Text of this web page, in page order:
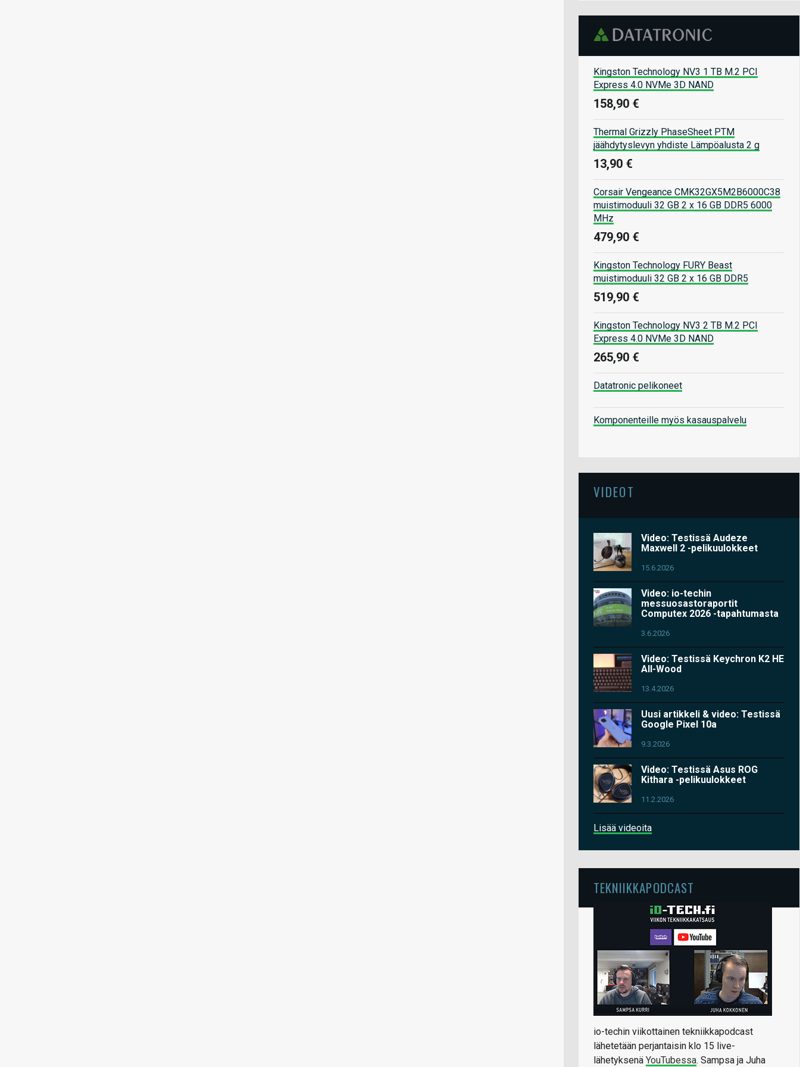
Kingston Technology NV3 1 TB M.2 PCI
Express 4.0 NVMe 3D NAND
158,90 €
Thermal Grizzly PhaseSheet PTM
jäähdytyslevyn yhdiste Lämpöalusta 2 g
13,90 €
Corsair Vengeance CMK32GX5M2B6000C38
muistimoduuli 32 GB 2 x 16 GB DDR5 6000
MHz
479,90 €
Kingston Technology FURY Beast
muistimoduuli 32 GB 2 x 16 GB DDR5
519,90 €
Kingston Technology NV3 2 TB M.2 PCI
Express 4.0 NVMe 3D NAND
265,90 €
Datatronic pelikoneet
Komponenteille myös kasauspalvelu
VIDEOT
Video: Testissä Audeze
Maxwell 2 -pelikuulokkeet
15.6.2026
Video: io-techin
messuosastoraportit
Computex 2026 -tapahtumasta
3.6.2026
Video: Testissä Keychron K2 HE
All-Wood
13.4.2026
Uusi artikkeli & video: Testissä
Google Pixel 10a
9.3.2026
Video: Testissä Asus ROG
Kithara -pelikuulokkeet
11.2.2026
Lisää videoita
TEKNIIKKAPODCAST
io-techin viikottainen tekniikkapodcast
lähetetään perjantaisin klo 15 live-
lähetyksenä YouTubessa. Sampsa ja Juha